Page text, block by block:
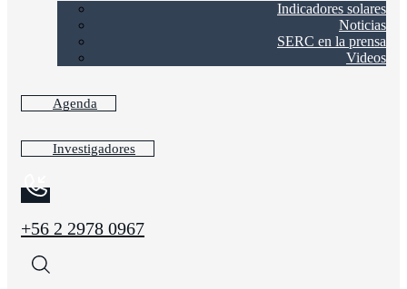
Indicadores solares
Noticias
SERC en la prensa
Videos
Agenda
Investigadores
+56 2 2978 0967